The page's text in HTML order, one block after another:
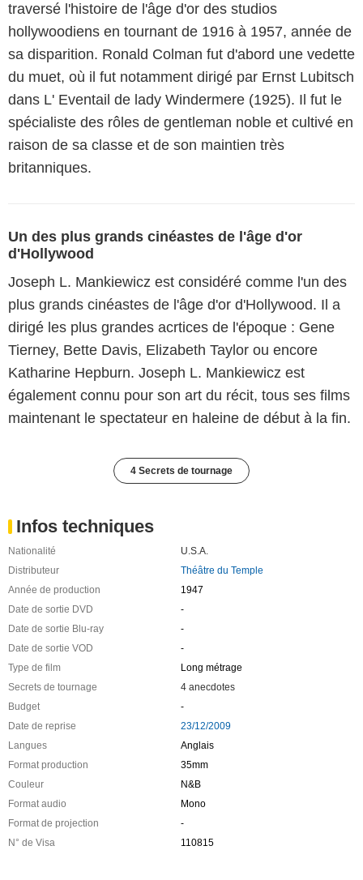
traversé l'histoire de l'âge d'or des studios
hollywoodiens en tournant de 1916 à 1957, année de
sa disparition. Ronald Colman fut d'abord une vedette
du muet, où il fut notamment dirigé par Ernst Lubitsch
dans L' Eventail de lady Windermere (1925). Il fut le
spécialiste des rôles de gentleman noble et cultivé en
raison de sa classe et de son maintien très
britanniques.
Un des plus grands cinéastes de l'âge d'or
d'Hollywood
Joseph L. Mankiewicz est considéré comme l'un des
plus grands cinéastes de l'âge d'or d'Hollywood. Il a
dirigé les plus grandes acrtices de l'époque : Gene
Tierney, Bette Davis, Elizabeth Taylor ou encore
Katharine Hepburn. Joseph L. Mankiewicz est
également connu pour son art du récit, tous ses films
maintenant le spectateur en haleine de début à la fin.
4 Secrets de tournage
Infos techniques
Nationalité
U.S.A.
Distributeur
Théâtre du Temple
Année de production
1947
Date de sortie DVD
-
Date de sortie Blu-ray
-
Date de sortie VOD
-
Type de film
Long métrage
Secrets de tournage
4 anecdotes
Budget
-
Date de reprise
23/12/2009
Langues
Anglais
Format production
35mm
Couleur
N&B
Format audio
Mono
Format de projection
-
N° de Visa
110815